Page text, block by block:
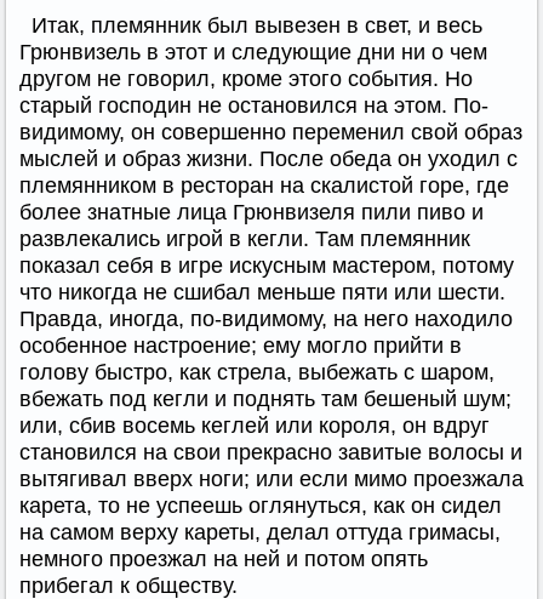
Итак, племянник был вывезен в свет, и весь
Грюнвизель в этот и следующие дни ни о чем
другом не говорил, кроме этого события. Но
старый господин не остановился на этом. По-
видимому, он совершенно переменил свой образ
мыслей и образ жизни. После обеда он уходил с
племянником в ресторан на скалистой горе, где
более знатные лица Грюнвизеля пили пиво и
развлекались игрой в кегли. Там племянник
показал себя в игре искусным мастером, потому
что никогда не сшибал меньше пяти или шести.
Правда, иногда, по-видимому, на него находило
особенное настроение; ему могло прийти в
голову быстро, как стрела, выбежать с шаром,
вбежать под кегли и поднять там бешеный шум;
или, сбив восемь кеглей или короля, он вдруг
становился на свои прекрасно завитые волосы и
вытягивал вверх ноги; или если мимо проезжала
карета, то не успеешь оглянуться, как он сидел
на самом верху кареты, делал оттуда гримасы,
немного проезжал на ней и потом опять
прибегал к обществу.